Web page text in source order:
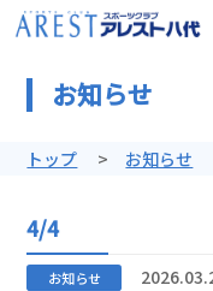
お知らせ
トップ お知らせ
4/4
お知らせ